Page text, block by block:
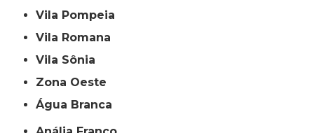
Vila Pompeia
Vila Romana
Vila Sônia
Zona Oeste
Água Branca